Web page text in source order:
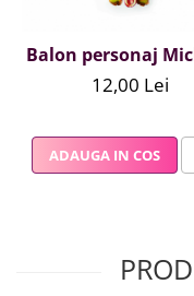
Balon personaj
12,00 Lei
ADAUGA IN COS